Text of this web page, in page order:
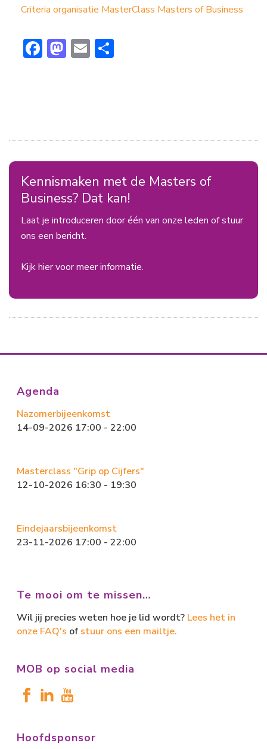
Criteria organisatie MasterClass Masters of Business
F
ok
M
o
n
E
Kennismaken met de Masters of
Business? Dat kan!
Laat je introduceren door één van onze leden of stuur
ons een bericht.
Kijk hier voor meer informatie.
Agenda
Nazomerbijeenkomst
14-09-2026 17:00 - 22:00
Masterclass "Grip op Cijfers"
12-10-2026 16:30 - 19:30
Eindejaarsbijeenkomst
23-11-2026 17:00 - 22:00
Te mooi om te missen…
Wil jij precies weten hoe je lid wordt? Lees het in
onze FAQ's of stuur ons een mailtje.
MOB op social media
Hoofdsponsor